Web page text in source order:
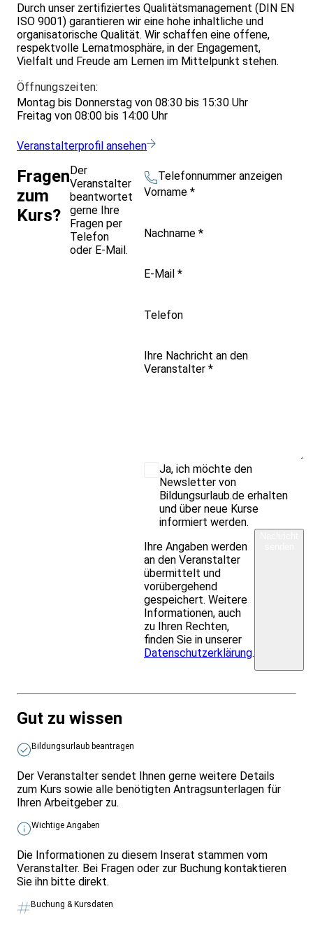
Durch unser zertifiziertes Qualitätsmanagement (DIN EN
ISO 9001) garantieren wir eine hohe inhaltliche und
organisatorische Qualität. Wir schaffen eine offene,
respektvolle Lernatmosphäre, in der Engagement,
Vielfalt und Freude am Lernen im Mittelpunkt stehen.
Öffnungszeiten:
Montag bis Donnerstag von 08:30 bis 15:30 Uhr
Freitag von 08:00 bis 14:00 Uhr
Veranstalterprofil ansehen
Fragen
zum
Kurs?
Der
Veranstalter
beantwortet
gerne Ihre
Fragen per
Telefon
oder E-Mail.
Telefonnummer anzeigen
Vorname *
Nachname *
E-Mail *
Telefon
Ihre Nachricht an den
Veranstalter *
Ja, ich möchte den
Newsletter von
Bildungsurlaub.de erhalten
und über neue Kurse
informiert werden.
Ihre Angaben werden
an den Veranstalter
übermittelt und
vorübergehend
gespeichert. Weitere
Informationen, auch
zu Ihren Rechten,
finden Sie in unserer
Datenschutzerklärung.
Gut zu wissen
Bildungsurlaub beantragen
Der Veranstalter sendet Ihnen gerne weitere Details
zum Kurs sowie alle benötigten Antragsunterlagen für
Ihren Arbeitgeber zu.
Wichtige Angaben
Die Informationen zu diesem Inserat stammen vom
Veranstalter. Bei Fragen oder zur Buchung kontaktieren
Sie ihn bitte direkt.
Buchung & Kursdaten